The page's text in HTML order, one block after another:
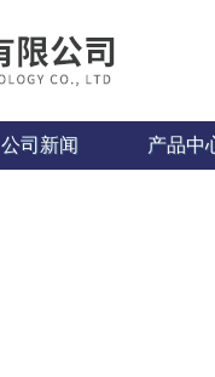
公司新闻 产品中